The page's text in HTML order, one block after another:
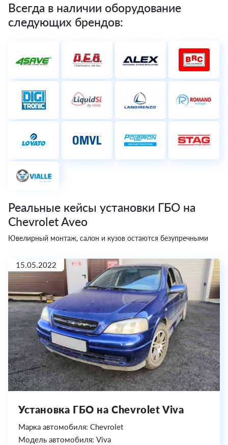
Всегда в наличии оборудование
следующих брендов:
Реальные кейсы установки ГБО на
Chevrolet Aveo
Ювелирный монтаж, салон и кузов остаются безупречными
15.05.2022
Установка ГБО на Chevrolet Viva
Марка автомобиля: Chevrolet
Модель автомобиля: Viva